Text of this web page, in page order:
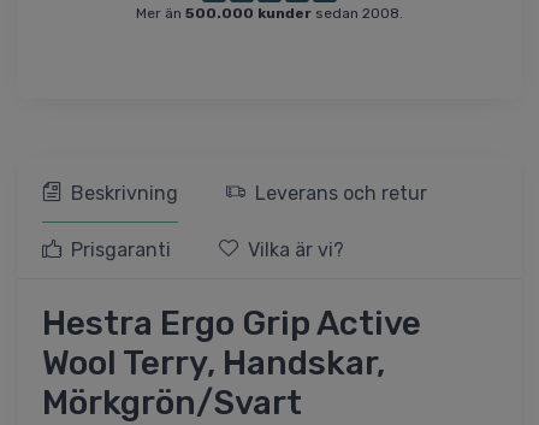
Mer än 500.000 kunder sedan 2008.
Beskrivning Leverans och retur
Prisgaranti Vilka är vi?
Hestra Ergo Grip Active
Wool Terry, Handskar,
Mörkgrön/Svart